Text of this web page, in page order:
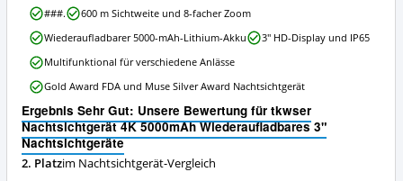
Nachtsichtgerät
erhältlich?
Ergebnis Sehr Gut: Unsere Bewertung für tkwser
Nachtsichtgerät 4K 5000mAh Wiederaufladbares 3"
Nachtsichtgeräte
2. Platzim Nachtsichtgerät-Vergleich
tkwser
Nachtsichtgerät
4K
5000mAh
Wiederaufladbares
3"
Nachtsichtgeräte
Vorteile:
Was
spricht
für
###.
600 m Sichtweite und 8-facher Zoom
Wiederaufladbarer 5000-mAh-Lithium-Akku
3'' HD-Display und IP65
Multifunktional für verschiedene Anlässe
Gold Award FDA und Muse Silver Award Nachtsichtgerät